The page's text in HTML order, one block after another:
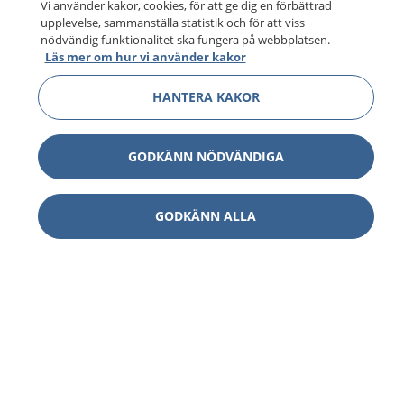
Vi använder kakor, cookies, för att ge dig en förbättrad
upplevelse, sammanställa statistik och för att viss
nödvändig funktionalitet ska fungera på webbplatsen.
Läs mer om hur vi använder kakor
HANTERA KAKOR
GODKÄNN NÖDVÄNDIGA
GODKÄNN ALLA